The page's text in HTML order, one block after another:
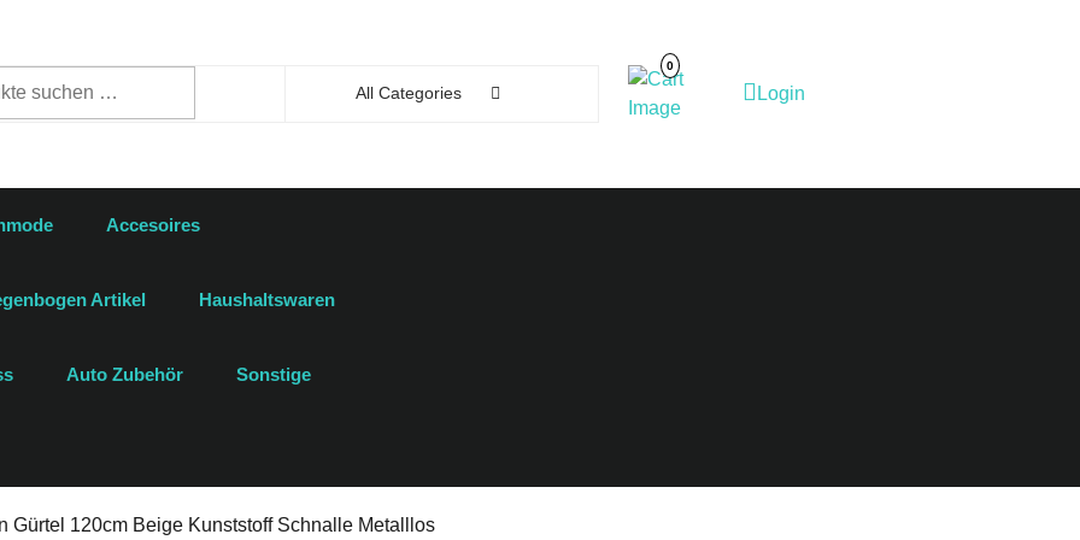
All Categories
0
Login
Accesoires
Artikel Haushaltswaren
Auto Zubehör Sonstige
Gürtel 120cm Beige Kunststoff Schnalle Metalllos